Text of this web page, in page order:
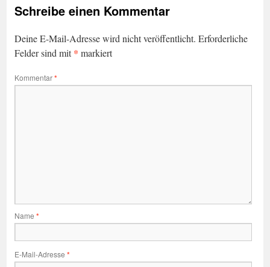
Schreibe einen Kommentar
Deine E-Mail-Adresse wird nicht veröffentlicht. Erforderliche
Felder sind mit* markiert
Kommentar*
Name *
E-Mail-Adresse *